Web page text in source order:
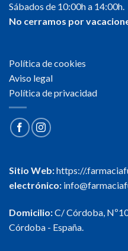
Sábados de 10:00h a 14:00h.
No cerramos por
Política de cookies
Aviso legal
Política de privacidad
Sitio Web:https://
electrónico:
Domicilio:C/ Córdoba,
Córdoba - España.